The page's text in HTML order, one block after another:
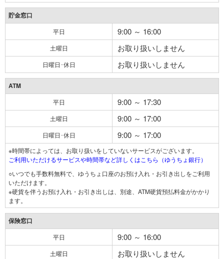
貯金窓口
平日 9:00 ～ 16:00
土曜日 お取り扱いしません
日曜日･休日 お取り扱いしません
ATM
平日 9:00 ～ 17:30
土曜日 9:00 ～ 17:00
日曜日･休日 9:00 ～ 17:00
※時間帯によっては、お取り扱いをしていないサービスがございます。
ご利用いただけるサービスや時間帯など詳しくはこちら（ゆうちょ銀行）
○いつでも手数料無料で、ゆうちょ口座のお預け入れ・お引き出しをご利用
いただけます。
※硬貨を伴うお預け入れ・お引き出しは、別途、ATM硬貨預払料金がかかり
ます。
保険窓口
平日 9:00 ～ 16:00
土曜日 お取り扱いしません